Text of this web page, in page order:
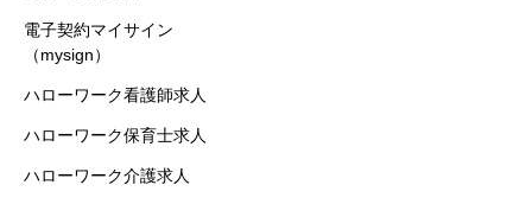
電子契約マイサイン
（mysign）
ハローワーク看護師求人
ハローワーク保育士求人
ハローワーク介護求人